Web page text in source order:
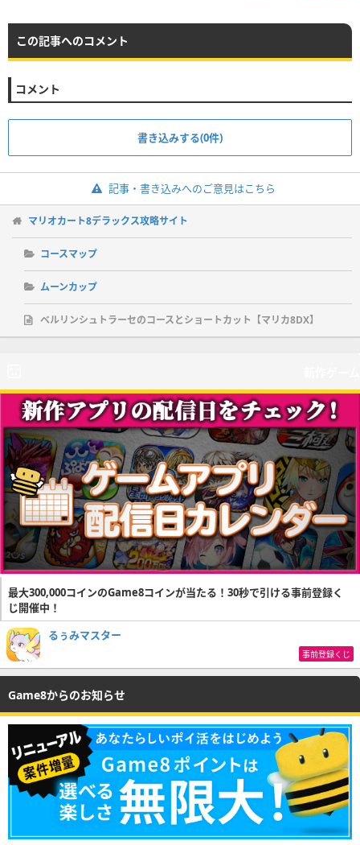
この記事へのコメント
コメント
書き込みする(0件)
記事・書き込みへのご意見はこちら
マリオカート8デラックス攻略サイト
コースマップ
ムーンカップ
ベルリンシュトラーセのコースとショートカット【マリカ8DX】
最大300,000コインのGame8コインが当たる！30秒で引ける事前登録く
じ開催中！
るぅみマスター
事前登録くじ
Game8からのお知らせ